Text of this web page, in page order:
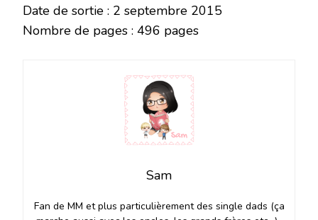
Date de sortie : 2 septembre 2015
Nombre de pages : 496 pages
Sam
Fan de MM et plus particulièrement des single dads (ça